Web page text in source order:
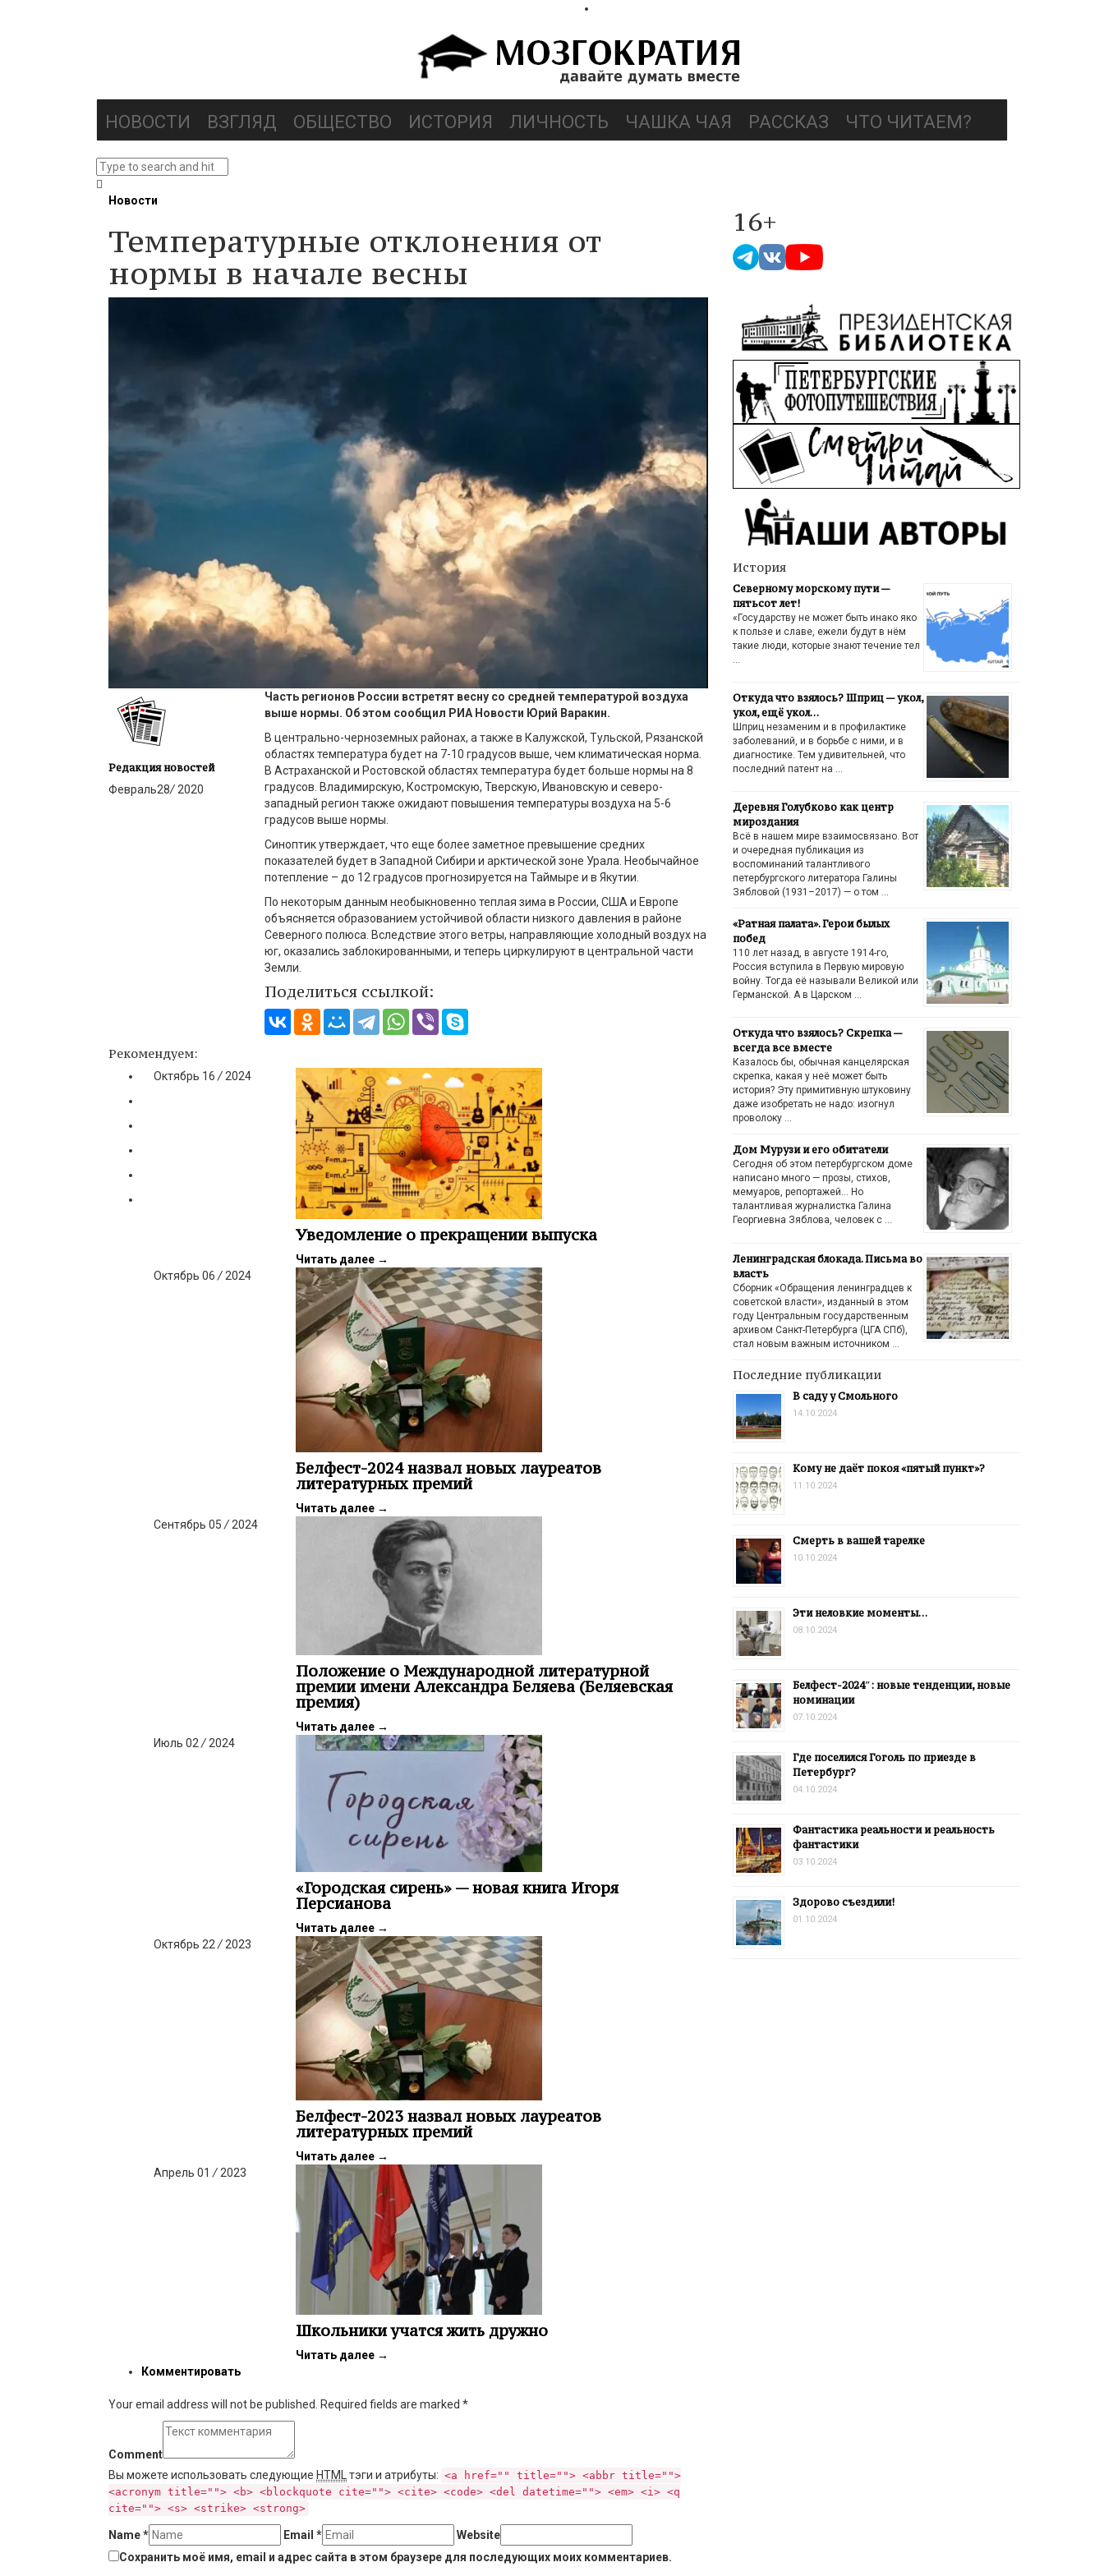
НОВОСТИ ВЗГЛЯД ОБЩЕСТВО ИСТОРИЯ ЛИЧНОСТЬ ЧАШКА ЧАЯ РАССКАЗ ЧТО ЧИТАЕМ?
Новости
Температурные отклонения от
нормы в начале весны
Редакция новостей
Февраль28/2020
Часть регионов России встретят весну со средней температурой воздуха
выше нормы. Об этом сообщил РИА Новости Юрий Варакин.
В центрально-черноземных районах, а также в Калужской, Тульской, Рязанской
областях температура будет на 7-10 градусов выше, чем климатическая норма.
В Астраханской и Ростовской областях температура будет больше нормы на 8
градусов. Владимирскую, Костромскую, Тверскую, Ивановскую и северо-
западный регион также ожидают повышения температуры воздуха на 5-6
градусов выше нормы.
Синоптик утверждает, что еще более заметное превышение средних
показателей будет в Западной Сибири и арктической зоне Урала. Необычайное
потепление – до 12 градусов прогнозируется на Таймыре и в Якутии.
По некоторым данным необыкновенно теплая зима в России, США и Европе
объясняется образованием устойчивой области низкого давления в районе
Северного полюса. Вследствие этого ветры, направляющие холодный воздух на
юг, оказались заблокированными, и теперь циркулируют в центральной части
Земли.
Поделиться ссылкой:
Рекомендуем:
Октябрь 16/2024
Уведомление о прекращении выпуска
Читать далее →
Октябрь 06/2024
Белфест-2024 назвал новых лауреатов
литературных премий
Читать далее →
Сентябрь 05/2024
Положение о Международной литературной
премии имени Александра Беляева (Беляевская
премия)
Читать далее →
Июль 02/2024
«Городская сирень» — новая книга Игоря
Персианова
Читать далее →
Октябрь 22/2023
Белфест-2023 назвал новых лауреатов
литературных премий
Читать далее →
Апрель 01/2023
Школьники учатся жить дружно
Читать далее →
Комментировать
Your email address will not be published. Required fields are marked *
Comment
Вы можете использовать следующие HTMLтэги и атрибуты: <a href="" title=""> <abbr title="">
<acronym title=""> <b> <blockquote cite=""> <cite> <code> <del datetime=""> <em> <i> <q
cite=""> <s> <strike> <strong>
Name* Email *
Website
Сохранить моё имя, email и адрес сайта в этом браузере для последующих моих комментариев.
16+
История
Северному морскому пути —
пятьсот лет!
«Государству не может быть инако яко
к пользе и славе, ежели будут в нём
такие люди, которые знают течение тел
Откуда что взялось? Шприц — укол,
укол, ещё укол…
Шприц незаменим и в профилактике
заболеваний, и в борьбе с ними, и в
диагностике. Тем удивительней, что
последний патент на …
Деревня Голубково как центр
мироздания
Всё в нашем мире взаимосвязано. Вот
и очередная публикация из
воспоминаний талантливого
петербургского литератора Галины
Зябловой (1931–2017) — о том …
«Ратная палата». Герои былых
побед
110 лет назад, в августе 1914-го,
Россия вступила в Первую мировую
войну. Тогда её называли Великой или
Германской. А в Царском …
Откуда что взялось? Скрепка —
всегда все вместе
Казалось бы, обычная канцелярская
скрепка, какая у неё может быть
история? Эту примитивную штуковину
даже изобретать не надо: изогнул
проволоку …
Дом Мурузи и его обитатели
Сегодня об этом петербургском доме
написано много — прозы, стихов,
мемуаров, репортажей… Но
талантливая журналистка Галина
Георгиевна Зяблова, человек с …
Ленинградская блокада. Письма во
власть
Сборник «Обращения ленинградцев к
советской власти», изданный в этом
году Центральным государственным
архивом Санкт-Петербурга (ЦГА СПб),
стал новым важным источником …
Последние публикации
В саду у Смольного
14.10.2024
Кому не даёт покоя «пятый пункт»?
11.10.2024
Смерть в вашей тарелке
10.10.2024
Эти неловкие моменты…
08.10.2024
Белфест-2024″: новые тенденции, новые
номинации
07.10.2024
Где поселился Гоголь по приезде в
Петербург?
04.10.2024
Фантастика реальности и реальность
фантастики
03.10.2024
Здорово съездили!
01.10.2024